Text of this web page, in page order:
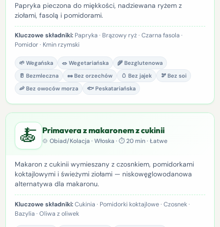
Papryka pieczona do miękkości, nadziewana ryżem z
ziołami, fasolą i pomidorami.
Kluczowe składniki:Papryka · Brązowy ryż · Czarna fasola ·
Pomidor · Kmin rzymski
🌱 Wegańska 🥗 Wegetariańska
🌾 Bezglutenowa
🥛 Bezmleczna
🥜 Bez orzechów 🥚 Bez jajek
🫘 Bez soi
🦐 Bez owoców morza
🐟 Peskatariańska
🍝 Primavera z makaronem z cukinii
🍲 Obiad/Kolacja · Włoska · ⏱ 20 min · Łatwe
Makaron z cukinii wymieszany z czosnkiem, pomidorkami
koktajlowymi i świeżymi ziołami — niskowęglowodanowa
alternatywa dla makaronu.
Kluczowe składniki:Cukinia · Pomidorki koktajlowe · Czosnek ·
Bazylia · Oliwa z oliwek